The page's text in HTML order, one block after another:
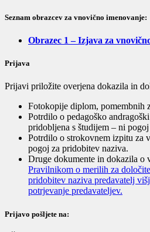
Seznam obrazcev za vnovično imenovanje:
Obrazec 1 – Izjava za
Prijava
Prijavi priložite overjena dokazila in
Fotokopije diplom, pomembnih
Potrdilo o pedagoško
pridobljena s študijem – ni
Potrdilo o strokovnem izpitu za
pogoj za pridobitev naziva.
Druge dokumente in dokazila o
Pravilnikom o merilih za
pridobitev naziva predavatelj
potrjevanje predavateljev.
Prijavo pošljete na: